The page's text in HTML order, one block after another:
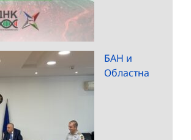
БАН и
Областна